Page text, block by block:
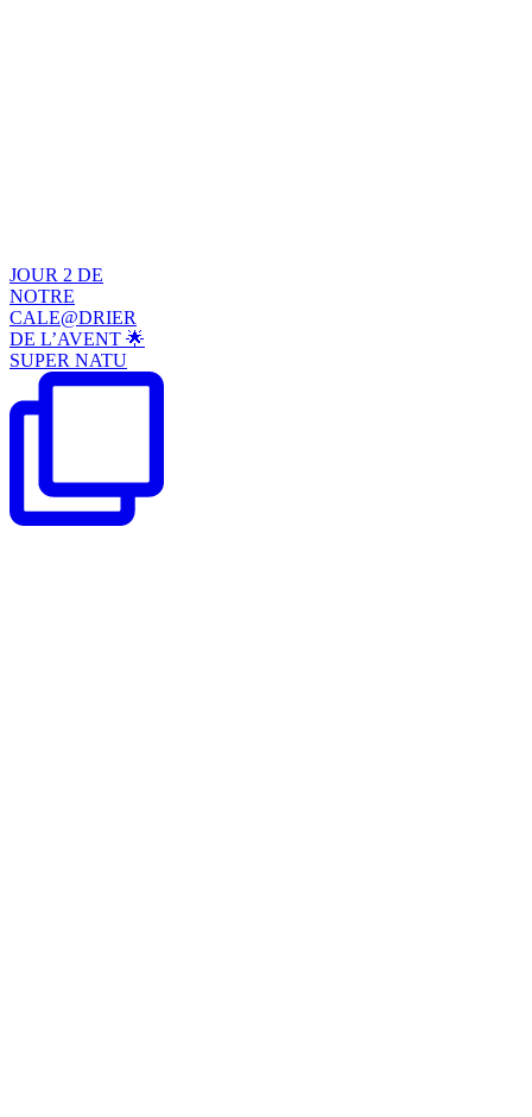
JOUR 2 DE
NOTRE
CALE@DRIER
DE L’AVENT 🌟
SUPER NATU